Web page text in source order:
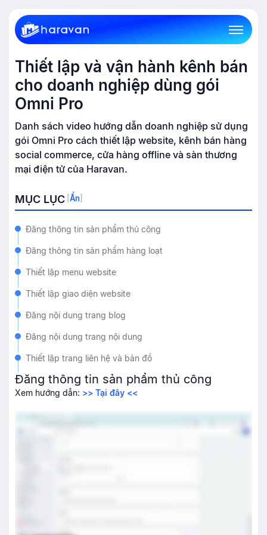
Thiết lập và vận hành kênh bán
cho doanh nghiệp dùng gói
Omni Pro
Danh sách video hướng dẫn doanh nghiệp sử dụng
gói Omni Pro cách thiết lập website, kênh bán hàng
social commerce, cửa hàng offline và sàn thương
mại điện tử của Haravan.
MỤC LỤC Ẩn
Đăng thông tin sản phẩm thủ công
Đăng thông tin sản phẩm hàng loạt
Thiết lập menu website
Thiết lập giao diện website
Đăng nội dung trang blog
Đăng nội dung trang nội dung
Thiết lập trang liên hệ và bản đồ
Cấu hình phương thức vận chuyển
Cấu hình phương thức thanh toán
Đăng thông tin sản phẩm thủ công
Xem hướng dẫn: >> Tại đây <<